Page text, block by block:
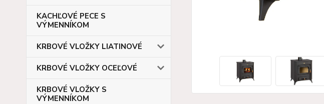
KACHĽOVÉ PECE S
VÝMENNÍKOM
KRBOVÉ VLOŽKY LIATINOVÉ
KRBOVÉ VLOŽKY OCEĽOVÉ
KRBOVÉ VLOŽKY S
VÝMENNÍKOM